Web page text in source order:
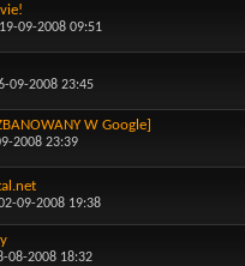
09-2008 09:51
09-2008 23:45
W Google]
2008 23:39
09-2008 19:38
08-2008 18:32